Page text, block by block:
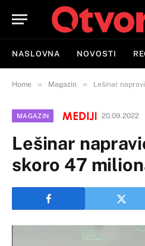
NASLOVNA NOVOSTI
Home » Magazin » Lešinar
MAGAZIN 20.09.2022
Lešinar
skoro 47